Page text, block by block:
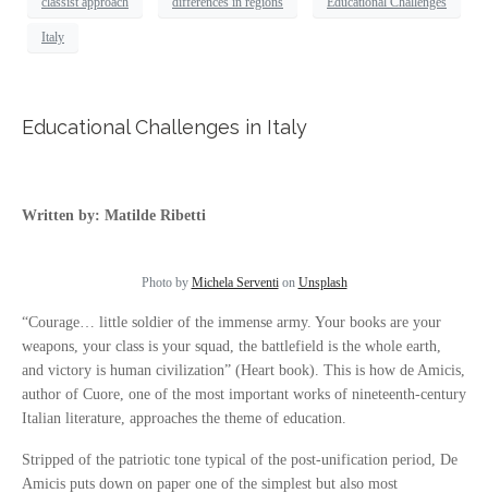
Italy
Educational Challenges in Italy
Written by: Matilde Ribetti
Photo by Michela Servention Unsplash
“Courage… little soldier of the immense army. Your books are your
weapons, your class is your squad, the battlefield is the whole earth,
and victory is human civilization” (Heart book). This is how de Amicis,
author of Cuore, one of the most important works of nineteenth-century
Italian literature, approaches the theme of education.
Stripped of the patriotic tone typical of the post-unification period, De
Amicis puts down on paper one of the simplest but also most